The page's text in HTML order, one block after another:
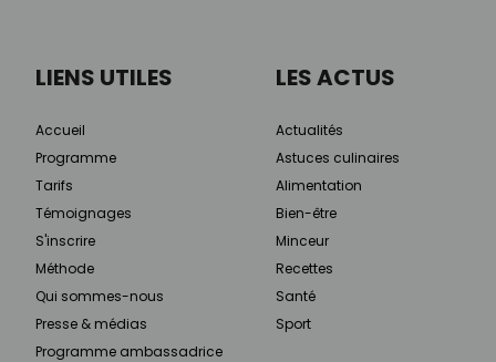
LIENS UTILES
Accueil
Programme
Tarifs
Témoignages
S'inscrire
Méthode
Qui sommes-nous
Presse & médias
Programme ambassadrice
LES ACTUS
Actualités
Astuces culinaires
Alimentation
Bien-être
Minceur
Recettes
Santé
Sport